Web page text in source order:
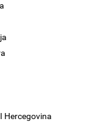
Hercegovina